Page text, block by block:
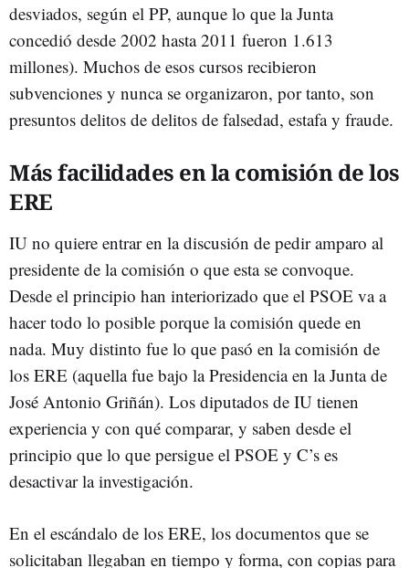
desviados, según el PP, aunque lo que la Junta
concedió desde 2002 hasta 2011 fueron 1.613
millones). Muchos de esos cursos recibieron
subvenciones y nunca se organizaron, por tanto, son
presuntos delitos de delitos de falsedad, estafa y fraude.
Más facilidades en la comisión de los
ERE
IU no quiere entrar en la discusión de pedir amparo al
presidente de la comisión o que esta se convoque.
Desde el principio han interiorizado que el PSOE va a
hacer todo lo posible porque la comisión quede en
nada. Muy distinto fue lo que pasó en la comisión de
los ERE (aquella fue bajo la Presidencia en la Junta de
José Antonio Griñán). Los diputados de IU tienen
experiencia y con qué comparar, y saben desde el
principio que lo que persigue el PSOE y C’s es
desactivar la investigación.
En el escándalo de los ERE, los documentos que se
solicitaban llegaban en tiempo y forma, con copias para